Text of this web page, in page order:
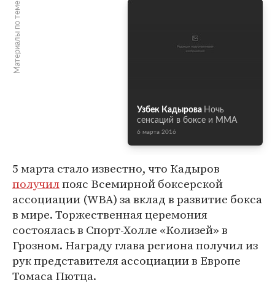
Материалы по теме
Узбек Кадырова Ночь
сенсаций в боксе и ММА
6 марта 2016
5 марта стало известно, что Кадыров
получилпояс Всемирной боксерской
ассоциации (WBA) за вклад в развитие бокса
в мире. Торжественная церемония
состоялась в Спорт-Холле «Колизей» в
Грозном. Награду глава региона получил из
рук представителя ассоциации в Европе
Томаса Пютца.